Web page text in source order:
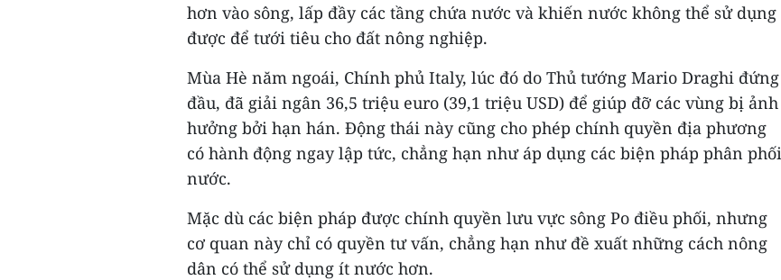
hơn vào sông, lấp đầy các tầng chứa nước và khiến nước không thể sử dụng
được để tưới tiêu cho đất nông nghiệp.
Mùa Hè năm ngoái, Chính phủ Italy, lúc đó do Thủ tướng Mario Draghi đứng
đầu, đã giải ngân 36,5 triệu euro (39,1 triệu USD) để giúp đỡ các vùng bị ảnh
hưởng bởi hạn hán. Động thái này cũng cho phép chính quyền địa phương
có hành động ngay lập tức, chẳng hạn như áp dụng các biện pháp phân phối
nước.
Mặc dù các biện pháp được chính quyền lưu vực sông Po điều phối, nhưng
cơ quan này chỉ có quyền tư vấn, chẳng hạn như đề xuất những cách nông
dân có thể sử dụng ít nước hơn.